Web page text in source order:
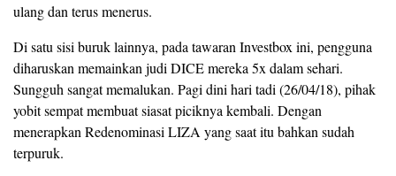
ulang dan terus menerus.
Di satu sisi buruk lainnya, pada tawaran Investbox ini, pengguna
diharuskan memainkan judi DICE mereka 5x dalam sehari.
Sungguh sangat memalukan. Pagi dini hari tadi (26/04/18), pihak
yobit sempat membuat siasat piciknya kembali. Dengan
menerapkan Redenominasi LIZA yang saat itu bahkan sudah
terpuruk.